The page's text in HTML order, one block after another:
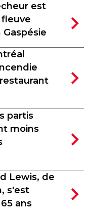
est
partis
moins
Lewis, de
s'est
ans